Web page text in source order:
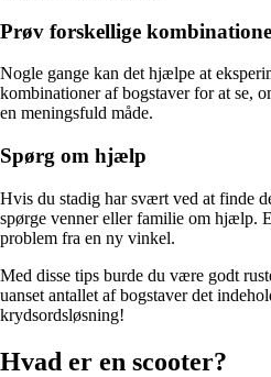
Prøv forskellige
Nogle gange kan det hjælpe at
kombinationer af bogstaver for at se,
en meningsfuld måde.
Spørg om hjælp
Hvis du stadig har svært ved at finde
spørge venner eller familie om hjælp.
problem fra en ny vinkel.
Med disse tips burde du være godt
uanset antallet af bogstaver det
krydsordsløsning!
Hvad er en scooter?